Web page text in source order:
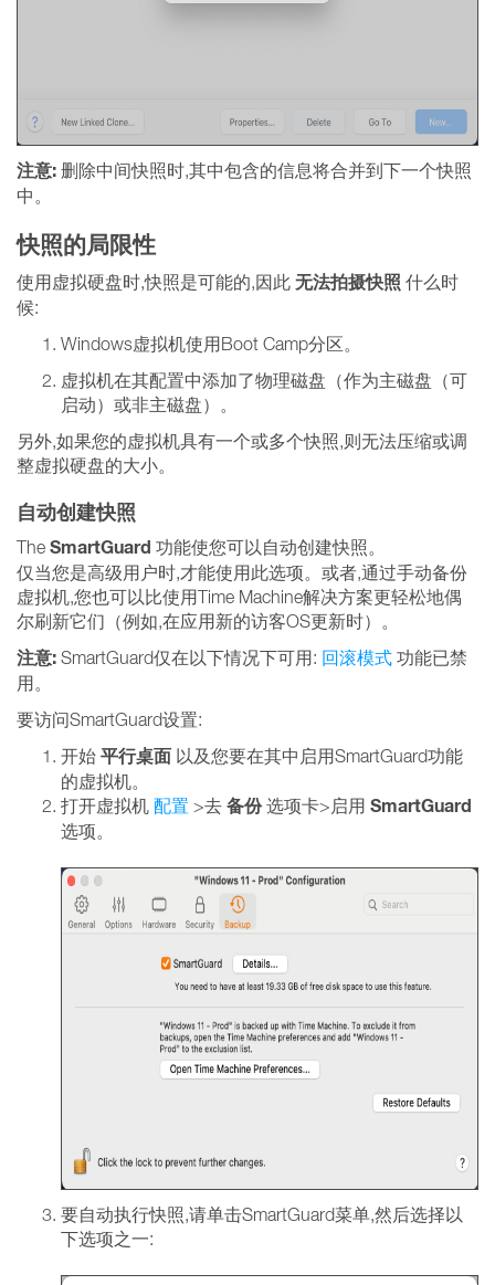
注意: 删除中间快照时,其中包含的信息将合并到下一个快照
中。
快照的局限性
使用虚拟硬盘时,快照是可能的,因此 无法拍摄快照 什么时
候:
Windows虚拟机使用Boot Camp分区。
虚拟机在其配置中添加了物理磁盘（作为主磁盘（可
启动）或非主磁盘）。
另外,如果您的虚拟机具有一个或多个快照,则无法压缩或调
整虚拟硬盘的大小。
自动创建快照
The SmartGuard 功能使您可以自动创建快照。
仅当您是高级用户时,才能使用此选项。或者,通过手动备份
虚拟机,您也可以比使用Time Machine解决方案更轻松地偶
尔刷新它们（例如,在应用新的访客OS更新时）。
注意: SmartGuard仅在以下情况下可用: 回滚模式 功能已禁
用。
要访问SmartGuard设置:
开始 平行桌面 以及您要在其中启用SmartGuard功能
的虚拟机。
打开虚拟机 配置 >去 备份选项卡>启用 SmartGuard
选项。
要自动执行快照,请单击SmartGuard菜单,然后选择以
下选项之一: